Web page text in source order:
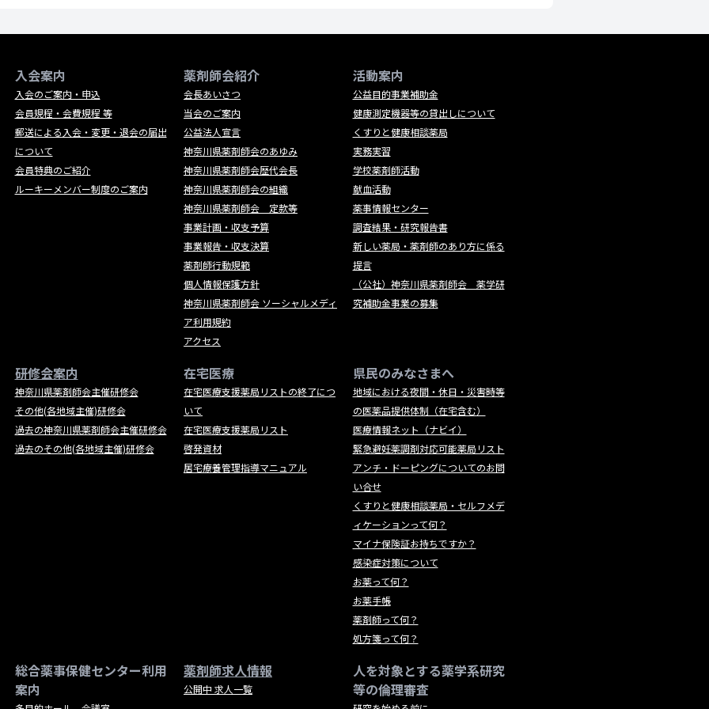
入会案内
入会のご案内・申込
会員規程・会費規程 等
郵送による入会・変更・退会の届出
について
会員特典のご紹介
ルーキーメンバー制度のご案内
薬剤師会紹介
会長あいさつ
当会のご案内
公益法人宣言
神奈川県薬剤師会のあゆみ
神奈川県薬剤師会歴代会長
神奈川県薬剤師会の組織
神奈川県薬剤師会 定款等
事業計画・収支予算
事業報告・収支決算
薬剤師行動規範
個人情報保護方針
神奈川県薬剤師会 ソーシャルメディ
ア利用規約
アクセス
活動案内
公益目的事業補助金
健康測定機器等の貸出しについて
くすりと健康相談薬局
実務実習
学校薬剤師活動
献血活動
薬事情報センター
調査結果・研究報告書
新しい薬局・薬剤師のあり方に係る
提言
（公社）神奈川県薬剤師会 薬学研
究補助金事業の募集
研修会案内
神奈川県薬剤師会主催研修会
その他(各地域主催)研修会
過去の神奈川県薬剤師会主催研修会
過去のその他(各地域主催)研修会
在宅医療
在宅医療支援薬局リストの終了につ
いて
在宅医療支援薬局リスト
啓発資材
居宅療養管理指導マニュアル
県民のみなさまへ
地域における夜間・休日・災害時等
の医薬品提供体制（在宅含む）
医療情報ネット（ナビイ）
緊急避妊薬調剤対応可能薬局リスト
アンチ・ドーピングについてのお問
い合せ
くすりと健康相談薬局・セルフメデ
ィケーションって何？
マイナ保険証お持ちですか？
感染症対策について
お薬って何？
お薬手帳
薬剤師って何？
処方箋って何？
総合薬事保健センター利用
案内
薬剤師求人情報
公開中 求人一覧
人を対象とする薬学系研究
等の倫理審査